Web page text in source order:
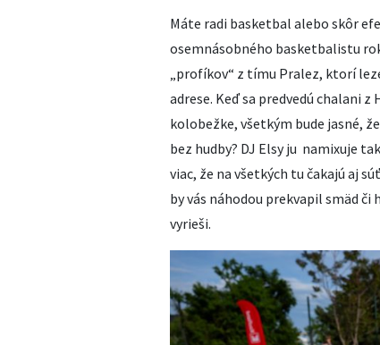
Máte radi basketbal alebo skôr
osemnásobného basketbalistu
„profíkov“ z tímu Pralez, ktorí
adrese. Keď sa predvedú chalani
kolobežke, všetkým bude jasné,
bez hudby? DJ Elsy ju namixuje
viac, že na všetkých tu čakajú aj
by vás náhodou prekvapil smäd
vyrieši.